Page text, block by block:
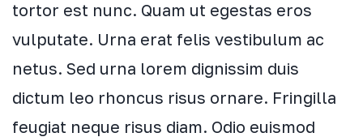
tortor est nunc. Quam ut egestas eros
vulputate. Urna erat felis vestibulum ac
netus. Sed urna lorem dignissim duis
dictum leo rhoncus risus ornare. Fringilla
feugiat neque risus diam. Odio euismod